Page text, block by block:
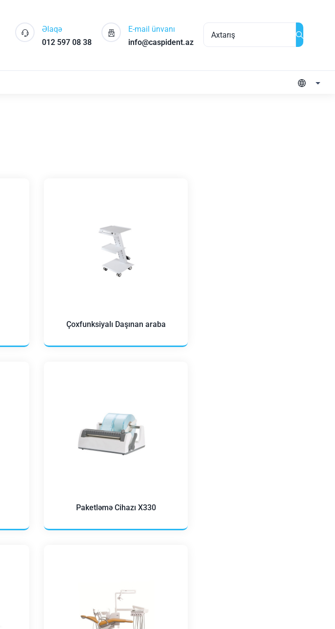
Əlaqə
012 597 08 38
E-mail ünvanı
info@caspident.az
Çoxfunksiyalı Daşınan araba
Paketləmə Cihazı X330